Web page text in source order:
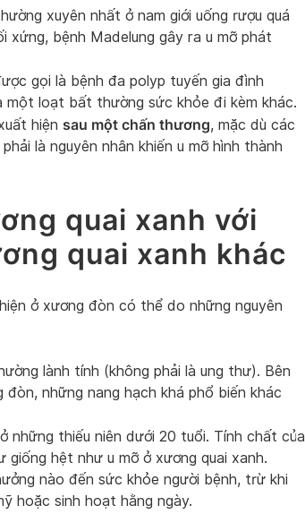
xuyên nhất ở nam giới uống rượu quá
xứng, bệnh Madelung gây ra u mỡ phát
gọi là bệnh đa polyp tuyến gia đình
một loạt bất thường sức khỏe đi kèm khác.
hiện sau một chấn thương, mặc dù các
là nguyên nhân khiến u mỡ hình thành
quai xanh với
quai xanh khác
ở xương đòn có thể do những nguyên
lành tính (không phải là ung thư). Bên
những nang hạch khá phổ biến khác
những thiếu niên dưới 20 tuổi. Tính chất của
giống hệt như u mỡ ở xương quai xanh.
nào đến sức khỏe người bệnh, trừ khi
hoặc sinh hoạt hằng ngày.